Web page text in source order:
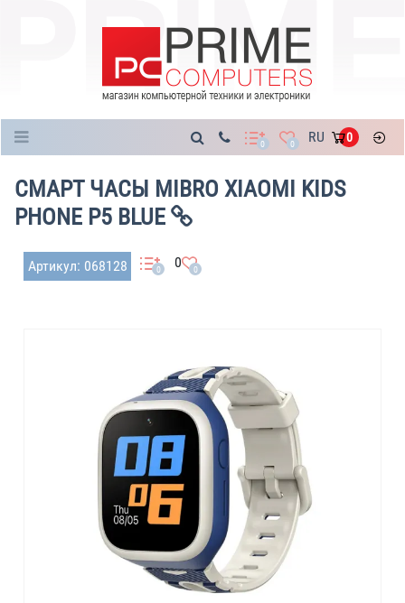
0 0 RU 0
СМАРТ ЧАСЫ MIBRO XIAOMI KIDS
PHONE P5 BLUE
Артикул: 068128 0 0 0